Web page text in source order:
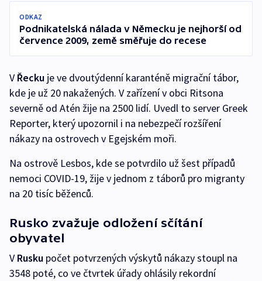
ODKAZ
Podnikatelská nálada v Německu je nejhorší od
července 2009, země směřuje do recese
VŘecku je ve dvoutýdenní karanténě migrační tábor,
kde je už 20 nakažených. V zařízení v obci Ritsona
severně od Atén žije na 2500 lidí. Uvedl to server Greek
Reporter, který upozornil i na nebezpečí rozšíření
nákazy na ostrovech v Egejském moři.
Na ostrově Lesbos, kde se potvrdilo už šest případů
nemoci COVID-19, žije v jednom z táborů pro migranty
na 20 tisíc běženců.
Rusko zvažuje odložení sčítání
obyvatel
VRusku počet potvrzených výskytů nákazy stoupl na
3548 poté, co ve čtvrtek úřady ohlásily rekordní